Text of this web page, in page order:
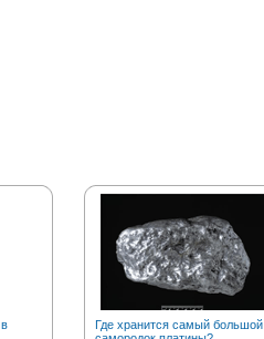
Где хранится самый большой